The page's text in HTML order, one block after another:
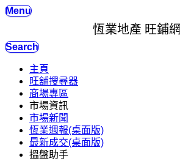
Menu
恆業地產 旺鋪網
Search
主頁
旺舖搜尋器
商場專區
市場資訊
市場新聞
恆業週報(桌面版)
最新成交(桌面版)
搵盤助手